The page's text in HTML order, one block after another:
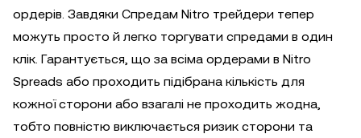
ордерів. Завдяки Спредам Nitro трейдери тепер
можуть просто й легко торгувати спредами в один
клік. Гарантується, що за всіма ордерами в Nitro
Spreads або проходить підібрана кількість для
кожної сторони або взагалі не проходить жодна,
тобто повністю виключається ризик сторони та